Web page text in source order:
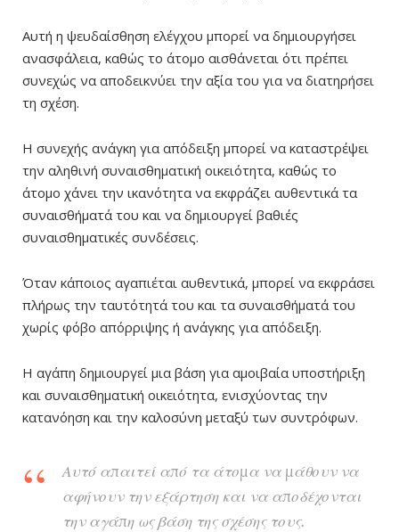
Αυτή η ψευδαίσθηση ελέγχου μπορεί να δημιουργήσει
ανασφάλεια, καθώς το άτομο αισθάνεται ότι πρέπει
συνεχώς να αποδεικνύει την αξία του για να διατηρήσει
τη σχέση.
Η συνεχής ανάγκη για απόδειξη μπορεί να καταστρέψει
την αληθινή συναισθηματική οικειότητα, καθώς το
άτομο χάνει την ικανότητα να εκφράζει αυθεντικά τα
συναισθήματά του και να δημιουργεί βαθιές
συναισθηματικές συνδέσεις.
Όταν κάποιος αγαπιέται αυθεντικά, μπορεί να εκφράσει
πλήρως την ταυτότητά του και τα συναισθήματά του
χωρίς φόβο απόρριψης ή ανάγκης για απόδειξη.
Η αγάπη δημιουργεί μια βάση για αμοιβαία υποστήριξη
και συναισθηματική οικειότητα, ενισχύοντας την
κατανόηση και την καλοσύνη μεταξύ των συντρόφων.
Αυτό απαιτεί από τα άτομα να μάθουν να
αφήνουν την εξάρτηση και να αποδέχονται
την αγάπη ως βάση της σχέσης τους.